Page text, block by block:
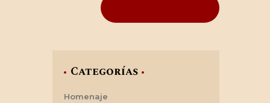
Categorías
Homenaje